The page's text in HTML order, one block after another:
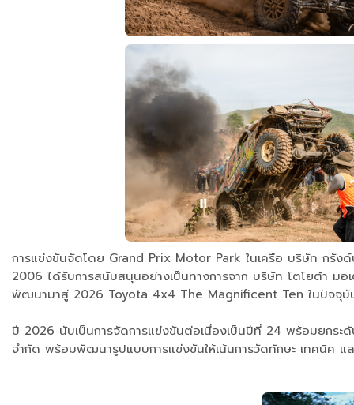
การแข่งขันจัดโดย Grand Prix Motor Park ในเครือ บริษัท กรัง
2006 ได้รับการสนับสนุนอย่างเป็นทางการจาก บริษัท โตโยต้า ม
พัฒนามาสู่ 2026 Toyota 4x4 The Magnificent Ten ในปัจจุบั
ปี 2026 นับเป็นการจัดการแข่งขันต่อเนื่องเป็นปีที่ 24 พร้อมยกระ
จำกัด พร้อมพัฒนารูปแบบการแข่งขันให้เน้นการวัดทักษะ เทคนิค แ